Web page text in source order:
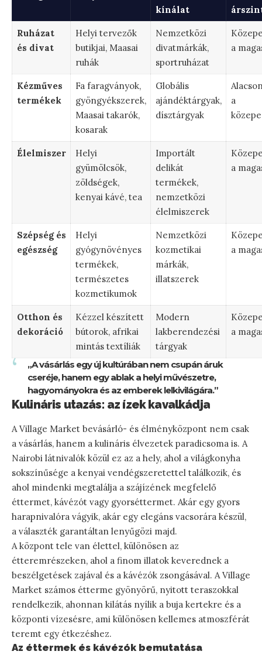
kínálat
Ruházat
és divat
Helyi tervezők
butikjai, Maasai
ruhák
Nemzetközi
divatmárkák,
sportruházat
a
Kézműves
termékek
Fa faragványok,
gyöngyékszerek,
Maasai takarók,
kosarak
Globális
ajándéktárgyak,
dísztárgyak
a
Élelmiszer
Helyi
gyümölcsök,
zöldségek,
kenyai kávé, tea
Importált
delikát
termékek,
nemzetközi
élelmiszerek
a
Szépség és
egészség
Helyi
gyógynövényes
termékek,
természetes
kozmetikumok
Nemzetközi
kozmetikai
márkák,
illatszerek
a
Otthon és
dekoráció
Kézzel készített
bútorok, afrikai
mintás textíliák
Modern
lakberendezési
tárgyak
a
„A vásárlás egy új kultúrában nem csupán áruk
cseréje, hanem egy ablak a helyi művészetre,
hagyományokra és az emberek lelkivilágára.”
Kulináris utazás: az ízek kavalkádja
A Village Market bevásárló- és élményközpont nem csak
a vásárlás, hanem a kulináris élvezetek paradicsoma is. A
Nairobi látnivalók közül ez az a hely, ahol a világkonyha
sokszínűsége a kenyai vendégszeretettel találkozik, és
ahol mindenki megtalálja a szájízének megfelelő
éttermet, kávézót vagy gyorséttermet. Akár egy gyors
harapnivalóra vágyik, akár egy elegáns vacsorára készül,
a választék garantáltan lenyűgözi majd.
A központ tele van élettel, különösen az
étteremrészeken, ahol a finom illatok keverednek a
beszélgetések zajával és a kávézók zsongásával. A Village
Market számos étterme gyönyörű, nyitott teraszokkal
rendelkezik, ahonnan kilátás nyílik a buja kertekre és a
központi vízesésre, ami különösen kellemes atmoszférát
teremt egy étkezéshez.
Az éttermek és kávézók bemutatása